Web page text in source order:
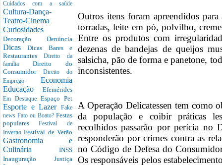
Cuidados com a saúde
Cultura-Dança-
Teatro-Cinema
Curiosidades
Decoração Denúncia
DicasDicas Bares e
RestaurantesDireito da
família Direito do
Consumidor Direito do
Emprego Economia
Educação Efemérides
Em Destaque Espaço Pet
Esporte e Lazer
Fake
news Fato ou Boato? Festas
popularesFestival de
InvernoFestival de Verão
Gastronomia e
Culinária INSS
Inauguração Justiça
Outros itens foram apreendidos
torradas, leite em pó, polvilho,
Entre os produtos com
dezenas de bandejas de queijos
salsicha, pão de forma e panetone,
inconsistentes.
A Operação Delicatessen tem como
da população e coibir práticas
recolhidos passarão por perícia no
responderão por crimes contra as
no Código de Defesa do
Os responsáveis pelos